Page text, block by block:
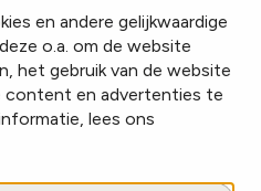
en andere gelijkwaardige
o.a. om de website
het gebruik van de website
content en advertenties te
lees ons